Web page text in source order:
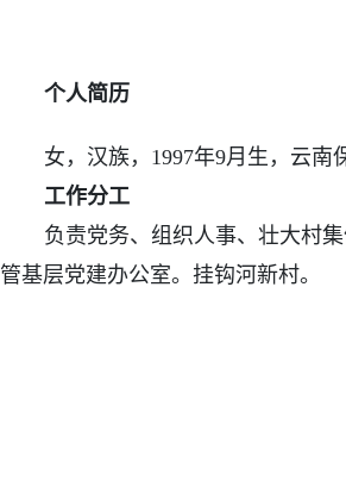
个人简历
女，汉族，1997年9月生，云南
工作分工
负责党务、组织人事、壮大村
管基层党建办公室。挂钩河新村。